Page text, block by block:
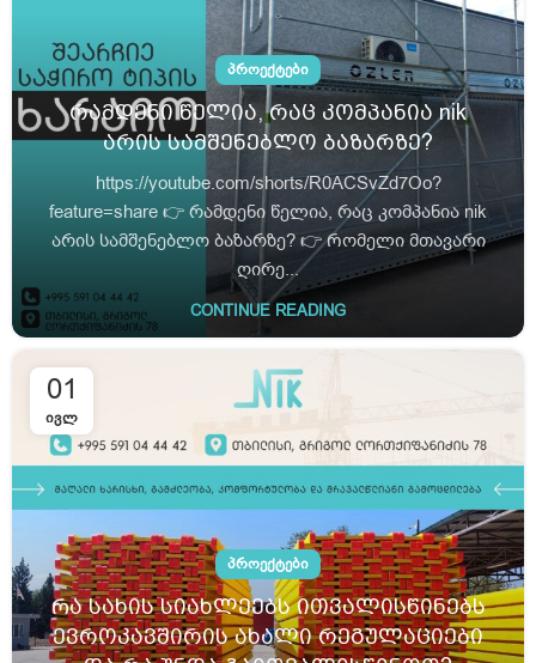
ᲞᲠᲝᲔᲥᲢᲔᲑᲘ
რამდენი წელია, რაც კომპანია nik
არის სამშენებლო ბაზარზე?
https://youtube.com/shorts/R0ACSvZd7Oo?
feature=share 👉 რამდენი წელია, რაც კომპანია nik
არის სამშენებლო ბაზარზე? 👉 Რომელი მთავარი
ღირე...
CONTINUE READING
01
ᲘᲕᲚ
ᲞᲠᲝᲔᲥᲢᲔᲑᲘ
Რა სახის სიახლეებს ითვალისწინებს
ევროკავშირის ახალი რეგულაციები